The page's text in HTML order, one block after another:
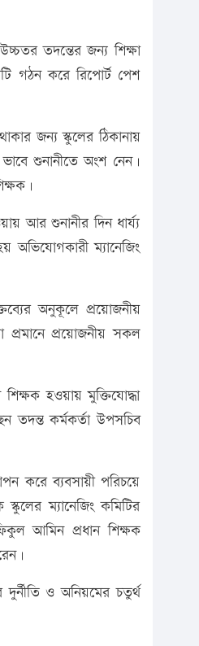
তদন্তের জন্য শিক্ষা
গঠন করে রিপোর্ট পেশ
জন্য স্কুলের ঠিকানায়
শুনানীতে অংশ নেন।
আর শুনানীর দিন ধার্য্য
ম্যানেজিং
অনুকূলে প্রয়োজনীয়
প্রমানে প্রয়োজনীয় সকল
হওয়ায় মুক্তিযোদ্ধা
তদন্ত কর্মকর্তা উপসচিব
করে ব্যবসায়ী পরিচয়ে
ম্যানেজিং কমিটির
আমিন প্রধান শিক্ষক
ও অনিয়মের চতুর্থ